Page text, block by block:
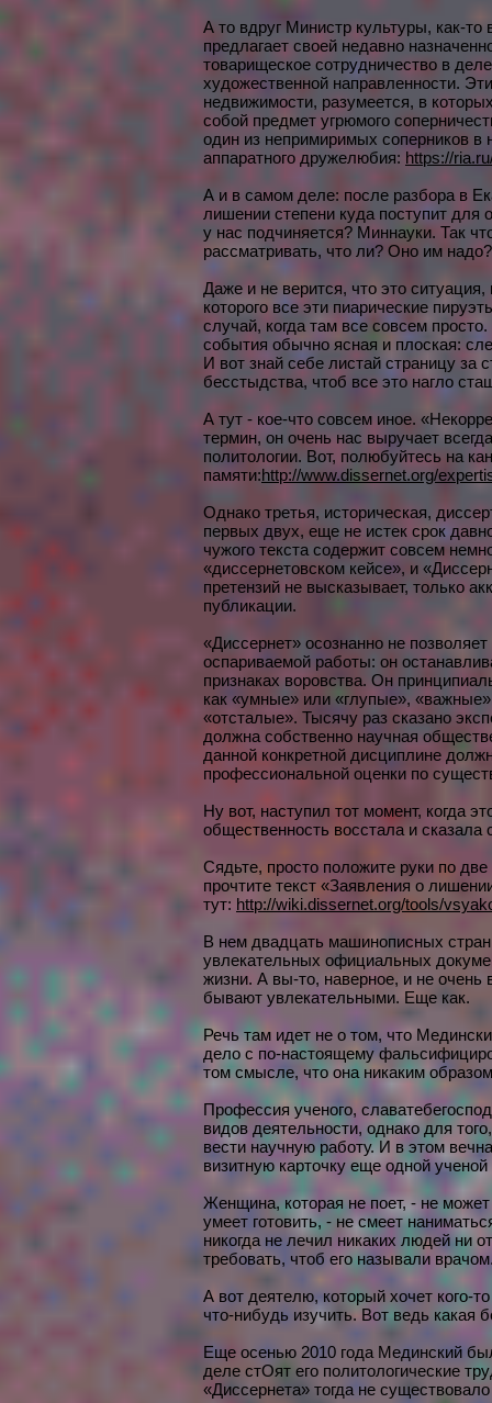
А то вдруг Министр культуры, как-
предлагает своей недавно
товарищеское сотрудничество в
художественной направленности.
недвижимости, разумеется, в
собой предмет угрюмого
один из непримиримых соперников
аппаратного дружелюбия: https://
А и в самом деле: после разбора в
лишении степени куда поступит для
у нас подчиняется? Миннауки. Так
рассматривать, что ли? Оно им
Даже и не верится, что это ситуация,
которого все эти пиарические
случай, когда там все совсем
события обычно ясная и плоская:
И вот знай себе листай страницу за
бесстыдства, чтоб все это нагло
А тут - кое-что совсем иное.
термин, он очень нас выручает
политологии. Вот, полюбуйтесь на
памяти:http://www.dissernet.org/
Однако третья, историческая,
первых двух, еще не истек срок
чужого текста содержит совсем
«диссернетовском кейсе», и
претензий не высказывает, только
публикации.
«Диссернет» осознанно не
оспариваемой работы: он
признаках воровства. Он
как «умные» или «глупые»,
«отсталые». Тысячу раз сказано
должна собственно научная
данной конкретной дисциплине
профессиональной оценки по
Ну вот, наступил тот момент, когда
общественность восстала и
Сядьте, просто положите руки по
прочтите текст «Заявления о
тут: http://wiki.dissernet.org/tools/
В нем двадцать машинописных
увлекательных официальных
жизни. А вы-то, наверное, и не
бывают увлекательными. Еще как.
Речь там идет не о том, что
дело с по-настоящему
том смысле, что она никаким
Профессия ученого,
видов деятельности, однако для
вести научную работу. И в этом
визитную карточку еще одной
Женщина, которая не поет, - не
умеет готовить, - не смеет
никогда не лечил никаких людей ни
требовать, чтоб его называли
А вот деятелю, который хочет кого-
что-нибудь изучить. Вот ведь какая
Еще осенью 2010 года Мединский
деле стОят его политологические
«Диссернета» тогда не